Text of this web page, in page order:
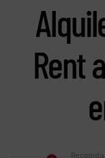
Rent